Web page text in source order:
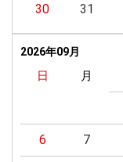
30 31
2026年09月
日 月
6 7